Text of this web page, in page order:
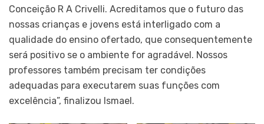
Conceição R A Crivelli. Acreditamos que o futuro das
nossas crianças e jovens está interligado com a
qualidade do ensino ofertado, que consequentemente
será positivo se o ambiente for agradável. Nossos
professores também precisam ter condições
adequadas para executarem suas funções com
excelência”, finalizou Ismael.